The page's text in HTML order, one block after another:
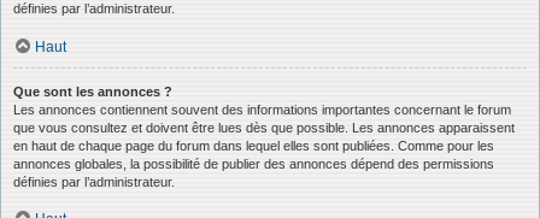
définies par l’administrateur.
Haut
Que sont les annonces ?
Les annonces contiennent souvent des informations importantes concernant le forum
que vous consultez et doivent être lues dès que possible. Les annonces apparaissent
en haut de chaque page du forum dans lequel elles sont publiées. Comme pour les
annonces globales, la possibilité de publier des annonces dépend des permissions
définies par l’administrateur.